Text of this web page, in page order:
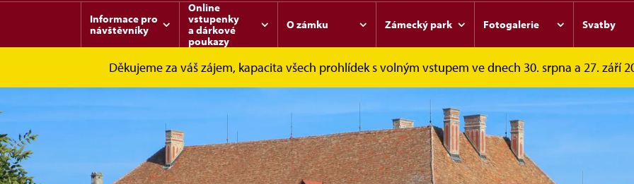
Informace pro
návštěvníky
Online
vstupenky
a dárkové
poukazy
O zámku Zámecký park Fotogalerie Svatby
Děkujeme za váš zájem, kapacita všech prohlídek s volným vstupem ve dnech 30. srpna a 27. září